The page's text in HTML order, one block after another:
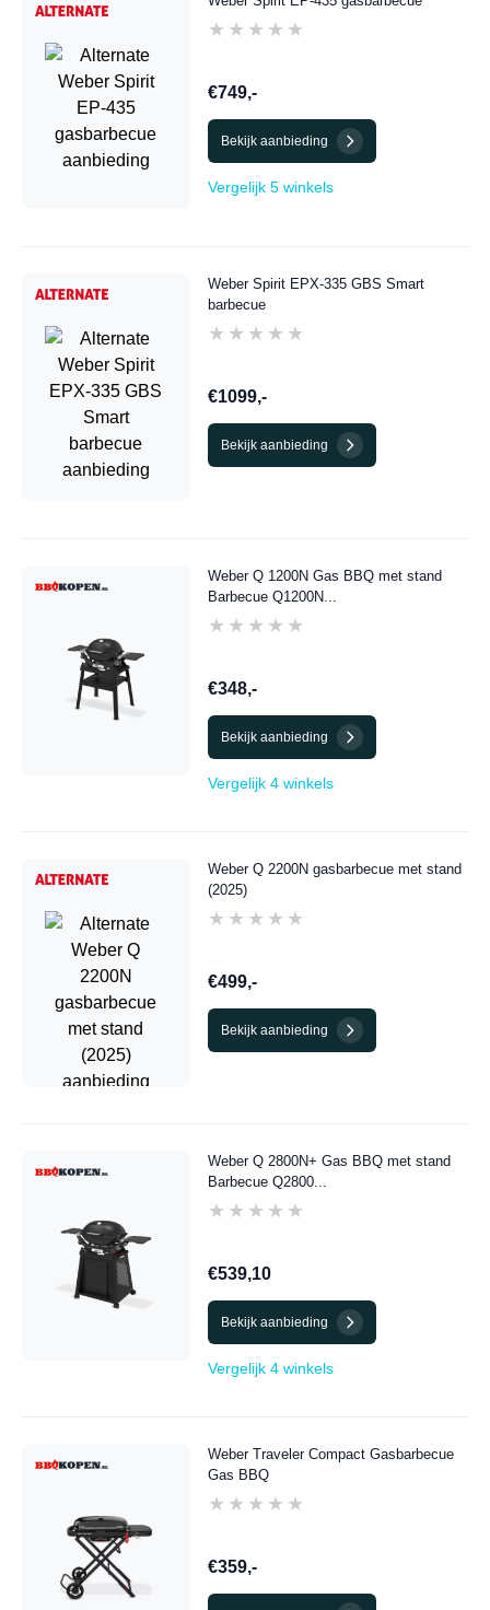
★★★★★
★★★★★
€749,-
Bekijk aanbieding
Vergelijk 5 winkels
Weber Spirit EPX-335 GBS Smart
barbecue
★★★★★
★★★★★
€1099,-
Bekijk aanbieding
Weber Q 1200N Gas BBQ met stand
Barbecue Q1200N...
★★★★★
★★★★★
€348,-
Bekijk aanbieding
Vergelijk 4 winkels
Weber Q 2200N gasbarbecue met stand
(2025)
★★★★★
★★★★★
€499,-
Bekijk aanbieding
Weber Q 2800N+ Gas BBQ met stand
Barbecue Q2800...
★★★★★
★★★★★
€539,10
Bekijk aanbieding
Vergelijk 4 winkels
Weber Traveler Compact Gasbarbecue
Gas BBQ
★★★★★
★★★★★
€359,-